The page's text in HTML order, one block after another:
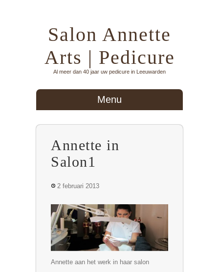
Salon Annette
Arts | Pedicure
Al meer dan 40 jaar uw pedicure in Leeuwarden
Menu
Annette in
Salon1
2 februari 2013
Annette aan het werk in haar salon